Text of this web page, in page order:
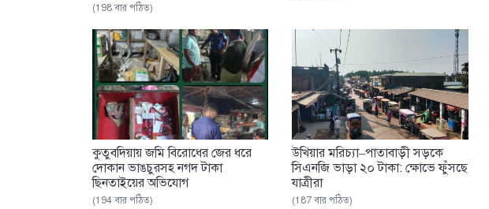
(198 বার পঠিত)
‎কুতুবদিয়ায় জমি বিরোধের জের ধরে
দোকান ভাঙচুরসহ নগদ টাকা
ছিনতাইয়ের অভিযোগ
(194 বার পঠিত)
উখিয়ার মরিচ্যা–পাতাবাড়ী সড়কে
সিএনজি ভাড়া ২০ টাকা: ক্ষোভে ফুঁসছে
যাত্রীরা
(187 বার পঠিত)